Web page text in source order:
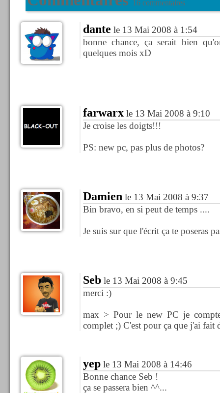
16 commentaires
dante le 13 Mai 2008 à 1:54
bonne chance, ça serait bien
quelques mois xD
farwarxle 13 Mai 2008 à 9:10
Je croise les doigts!!!
PS: new pc, pas plus de photos?
Damien le 13 Mai 2008 à 9:37
Bin bravo, en si peut de temps ....
Je suis sur que l'écrit ça te poseras
Seble 13 Mai 2008 à 9:45
merci :)
max > Pour le new PC je
complet ;) C'est pour ça que j'ai fait
yeple 13 Mai 2008 à 14:46
Bonne chance Seb !
ça se passera bien ^^...